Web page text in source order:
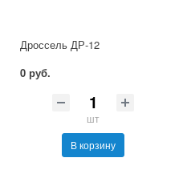
Дроссель ДР-12
0 руб.
шт
В корзину